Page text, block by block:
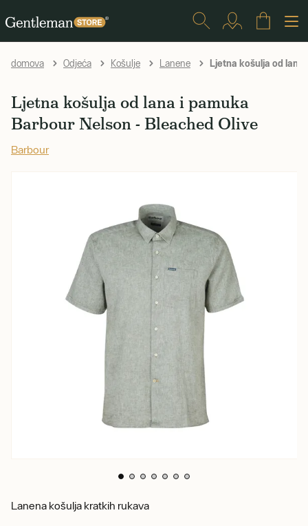
domova Odjeća Košulje Lanene Ljetna košulja od lana
Ljetna košulja od lana i pamuka
Barbour Nelson - Bleached Olive
Barbour
Lanena košulja kratkih rukava